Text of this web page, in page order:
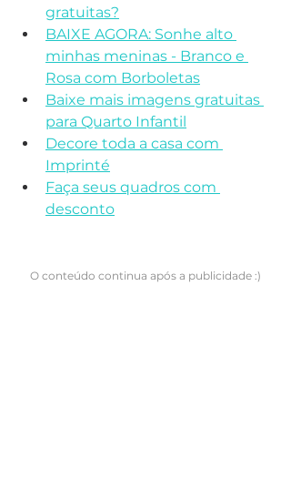
gratuitas?
BAIXE AGORA: Sonhe alto
minhas meninas - Branco e
Rosa com Borboletas
Baixe mais imagens gratuitas
para Quarto Infantil
Decore toda a casa com
Imprinté
Faça seus quadros com
desconto
O conteúdo continua após a publicidade :)